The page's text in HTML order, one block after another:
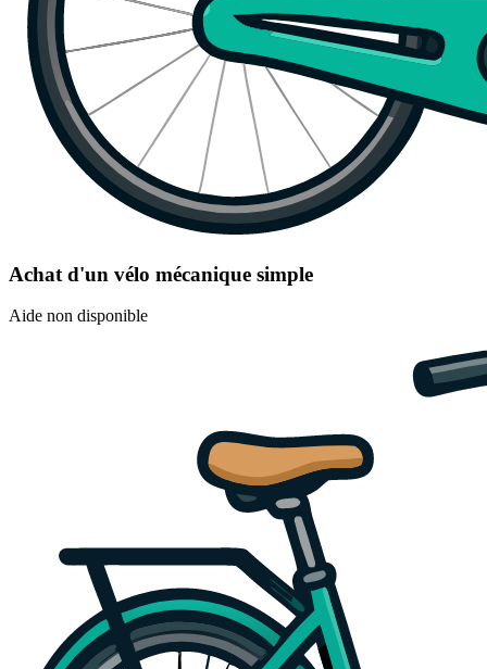
Achat d'un vélo mécanique simple
Aide non disponible